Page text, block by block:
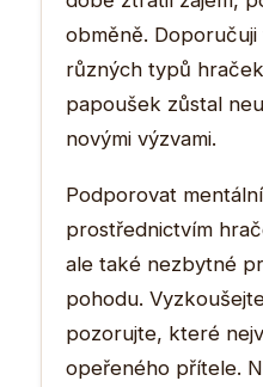
obměně.
různých typů
papoušek zůstal
novými výzvami.
Podporovat
prostřednictvím
ale také nezbytné
pohodu.
pozorujte, které
opeřeného přítele.